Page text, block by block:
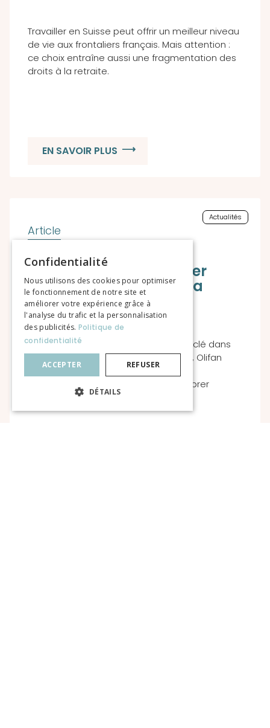
Travailler en Suisse peut offrir un meilleur niveau
de vie aux frontaliers français. Mais attention :
ce choix entraîne aussi une fragmentation des
droits à la retraite.
EN SAVOIR PLUS
Actualités
Une soirée signature à
Bordeaux pour marquer
l’intégration de Traditia
L’intégration de Traditia : un moment clé dans
l’histoire d’Olifan Group Le jeudi 19 juin, Olifan
Group organise une grande soirée à
l’Hippodrome de Bordeaux pour célébrer
Confidentialité
Nous utilisons des cookies pour optimiser
le fonctionnement de notre site et
améliorer votre expérience grâce à
l'analyse du trafic et la personnalisation
des publicités. Politique de
confidentialité
ACCEPTER REFUSER
DÉTAILS